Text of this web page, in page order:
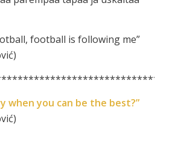
football is following me”
when you can be the best?”